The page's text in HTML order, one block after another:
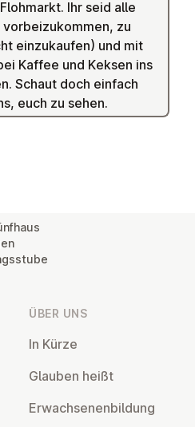
Ihr seid alle
zu
einzukaufen) und mit
Kaffee und Keksen ins
Schaut doch einfach
euch zu sehen.
ÜBER UNS
In Kürze
Glauben heißt
Er­wach­se­nen­bil­dung